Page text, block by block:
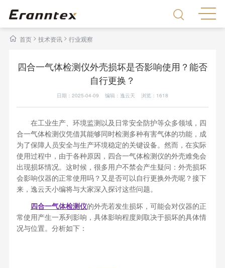
首页> 技术资讯 > 行业观察
四合一气体检测仪外壳损坏是否影响使用？能否
自行更换？
日期：2025-04-09 编辑：逸云天 浏览： 1618
在工业生产、环境监测以及日常安全防护等众多领域，四
合一气体检测仪凭借其能够同时检测多种有害气体的功能，成
为了保障人员安全与生产环境稳定的关键设备。然而，在实际
使用过程中，由于各种原因，四合一气体检测仪的外壳难免会
出现损坏情况。这时候，很多用户不禁会产生疑问：外壳损坏
会影响仪器的正常使用吗？又是否可以自行更换外壳呢？接下
来，逸云天小编将与大家深入探讨这些问题。
四合一气体检测仪的外壳若发生损坏，可能会对仪器的正
常使用产生一系列影响，具体影响程度则取决于损坏的具体情
况与位置。分析如下：